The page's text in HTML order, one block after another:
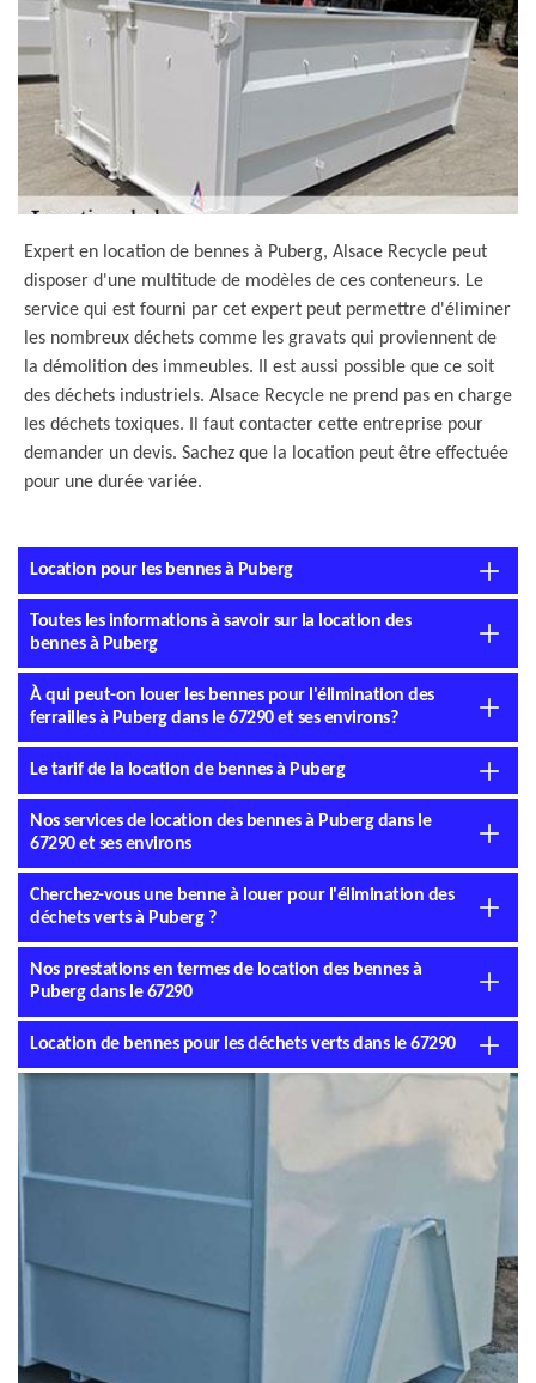
Expert en location de bennes à Puberg, Alsace Recycle peut
disposer d'une multitude de modèles de ces conteneurs. Le
service qui est fourni par cet expert peut permettre d'éliminer
les nombreux déchets comme les gravats qui proviennent de
la démolition des immeubles. Il est aussi possible que ce soit
des déchets industriels. Alsace Recycle ne prend pas en charge
les déchets toxiques. Il faut contacter cette entreprise pour
demander un devis. Sachez que la location peut être effectuée
pour une durée variée.
Location pour les bennes à Puberg
Toutes les informations à savoir sur la location des
bennes à Puberg
À qui peut-on louer les bennes pour l'élimination des
ferrailles à Puberg dans le 67290 et ses environs?
Le tarif de la location de bennes à Puberg
Nos services de location des bennes à Puberg dans le
67290 et ses environs
Cherchez-vous une benne à louer pour l'élimination des
déchets verts à Puberg ?
Nos prestations en termes de location des bennes à
Puberg dans le 67290
Location de bennes pour les déchets verts dans le 67290